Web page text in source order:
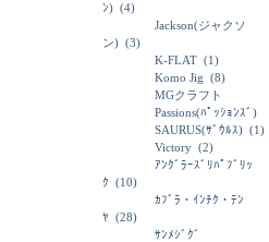
ﾝ) (4)
Jackson(ジャクソ
ン) (3)
K-FLAT (1)
Komo Jig (8)
MGクラフト
Passions(ﾊﾟｯｼｮﾝｽﾞ)
SAURUS(ｻﾞｳﾙｽ) (1)
Victory (2)
ｱﾝｸﾞﾗｰｽﾞﾘﾊﾟﾌﾞﾘｯ
ｸ (10)
ｶﾌﾞﾗ・ｲﾝﾁｸ・ﾃﾝ
ﾔ (28)
ｻﾝﾒｼﾞｸﾞ